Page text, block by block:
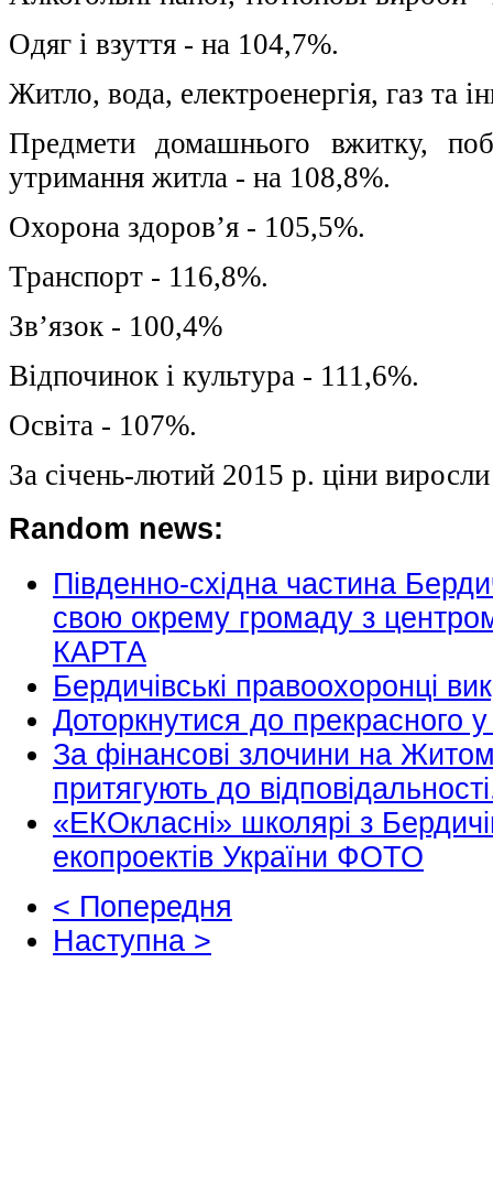
Одяг і взуття - на 104,7%.
Житло, вода, електроенергія, газ та
Предмети домашнього вжитку,
утримання житла - на 108,8%.
Охорона здоров’я - 105,5%.
Транспорт - 116,8%.
Зв’язок - 100,4%
Відпочинок і культура - 111,6%.
Освіта - 107%.
За січень-лютий 2015 р. ціни
Random news:
Південно-східна частина
свою окрему громаду з
КАРТА
Бердичівські правоохоронці
Доторкнутися до прекрасного
За фінансові злочини на
притягують до
«ЕКОкласні» школярі з
екопроектів України ФОТО
< Попередня
Наступна >